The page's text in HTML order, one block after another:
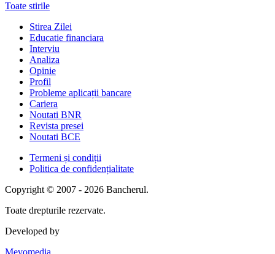
Toate stirile
Stirea Zilei
Educatie financiara
Interviu
Analiza
Opinie
Profil
Probleme aplicații bancare
Cariera
Noutati BNR
Revista presei
Noutati BCE
Termeni și condiții
Politica de confidențialitate
Copyright © 2007 - 2026 Bancherul.
Toate drepturile rezervate.
Developed by